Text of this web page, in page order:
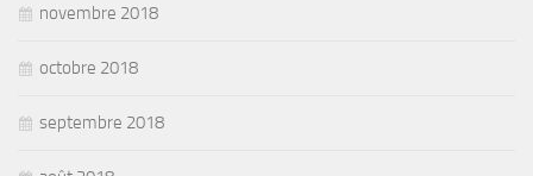
novembre 2018
octobre 2018
septembre 2018